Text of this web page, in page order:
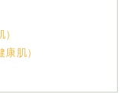
肌）